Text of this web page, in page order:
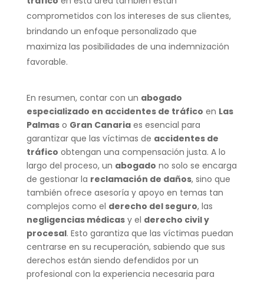
comprometidos con los intereses de sus clientes,
brindando un enfoque personalizado que
maximiza las posibilidades de una indemnización
favorable.
En resumen, contar con un abogado
especializado en accidentes de tráfico en Las
Palmaso Gran Canariaes esencial para
garantizar que las víctimas de accidentes de
tráfico obtengan una compensación justa. A lo
largo del proceso, un abogado no solo se encarga
de gestionar la reclamación de daños, sino que
también ofrece asesoría y apoyo en temas tan
complejos como el derecho del seguro, las
negligencias médicasy el derecho civil y
procesal. Esto garantiza que las víctimas puedan
centrarse en su recuperación, sabiendo que sus
derechos están siendo defendidos por un
profesional con la experiencia necesaria para